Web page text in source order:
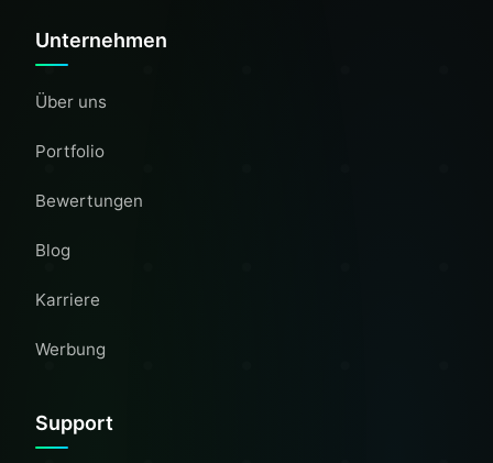
Unternehmen
Über uns
Portfolio
Bewertungen
Blog
Karriere
Werbung
Support